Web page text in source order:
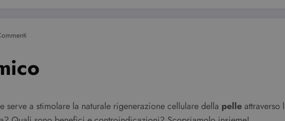
serve a stimolare la naturale rigenerazione cellulare della pelleattraverso